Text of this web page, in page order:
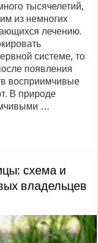
тысячелетий,
из немногих
лечению.
системе, то
появления
восприимчивые
В природе
…
схема и
владельцев